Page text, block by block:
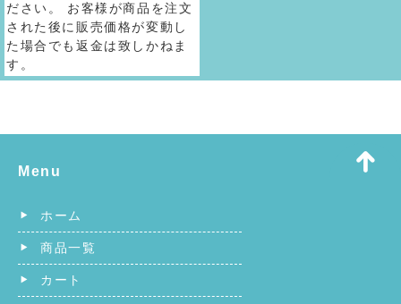
ださい。 お客様が商品を注文
された後に販売価格が変動し
た場合でも返金は致しかねま
す。
Menu
ホーム
商品一覧
カート